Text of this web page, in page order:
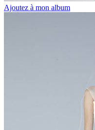
Ajoutez à mon album